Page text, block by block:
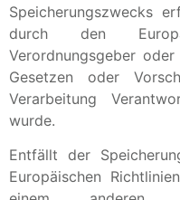
Speicherungszwecks
durch den
Verordnungsgeber
Gesetzen oder
Verarbeitung
wurde.
Entfällt der
Europäischen